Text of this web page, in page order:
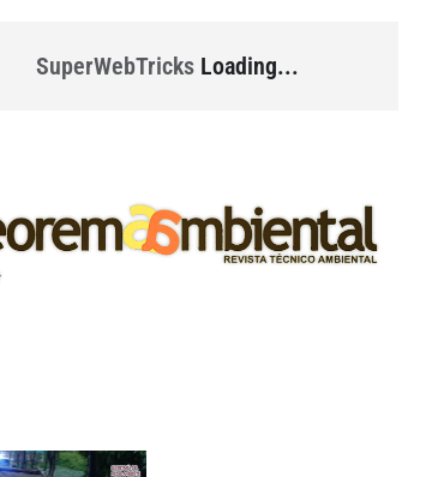
SuperWebTricksLoading...